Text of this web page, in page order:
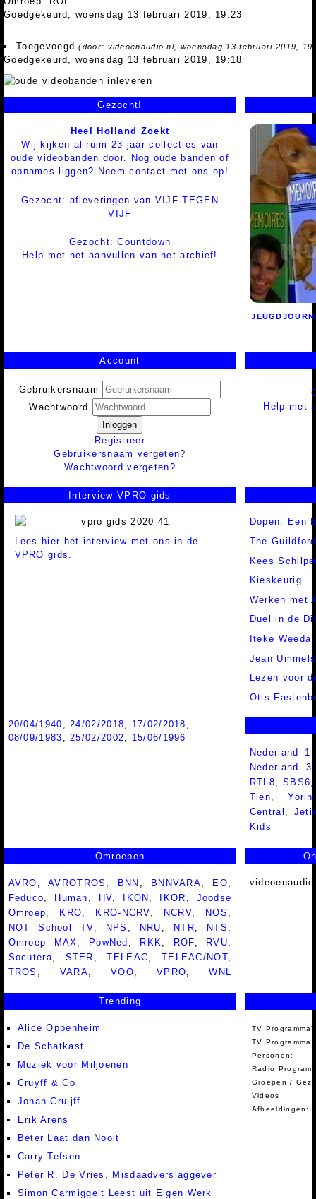
Goedgekeurd, woensdag 13 februari 2019, 19:23
Toegevoegd(door: videoenaudio.nl, woensdag 13 februari 2019,
Goedgekeurd, woensdag 13 februari 2019, 19:18
Gezocht!
Heel Holland Zoekt
Wij kijken al ruim 23 jaar collecties van
oude videobanden door. Nog oude banden of
opnames liggen? Neem contact met ons op!
Gezocht: afleveringen van VIJF TEGEN
VIJF
Gezocht: Countdown
Help met het aanvullen van het archief!
Account
Gebruikersnaam
Wachtwoord
Inloggen
Registreer
Gebruikersnaam vergeten?
Wachtwoord vergeten?
Help met
Interview VPRO gids
Lees hier het interview met ons in de
VPRO gids.
Dopen: Een
The
Kees
Kieskeurig
Werken met
Duel in de
Iteke Weeda
Jean Ummels
Lezen voor
Otis
20/04/1940 ,24/02/2018, 17/02/2018 ,
08/09/1983 ,25/02/2002, 15/06/1996
Nederland
Nederland
RTL8,SBS6
Tien,Yorin
Central ,
Kids
Omroepen
AVRO ,AVROTROS , BNN , BNNVARA, EO,
Feduco, Human , HV, IKON , IKOR , Joodse
Omroep, KRO, KRO-NCRV, NCRV, NOS ,
NOT School TV, NPS , NRU , NTR, NTS ,
Omroep MAX, PowNed , RKK, ROF, RVU,
Socutera, STER ,TELEAC, TELEAC/NOT,
TROS , VARA,VOO,VPRO,WNL
Trending
Alice Oppenheim
De Schatkast
Muziek voor Miljoenen
Cruyff & Co
Johan Cruijff
Erik Arens
Beter Laat dan Nooit
Carry Tefsen
Peter R. De Vries, Misdaadverslaggever
Simon Carmiggelt Leest uit Eigen Werk
TV
TV Programma
Personen:
Radio
Groepen /
Videos:
Afbeeldingen: